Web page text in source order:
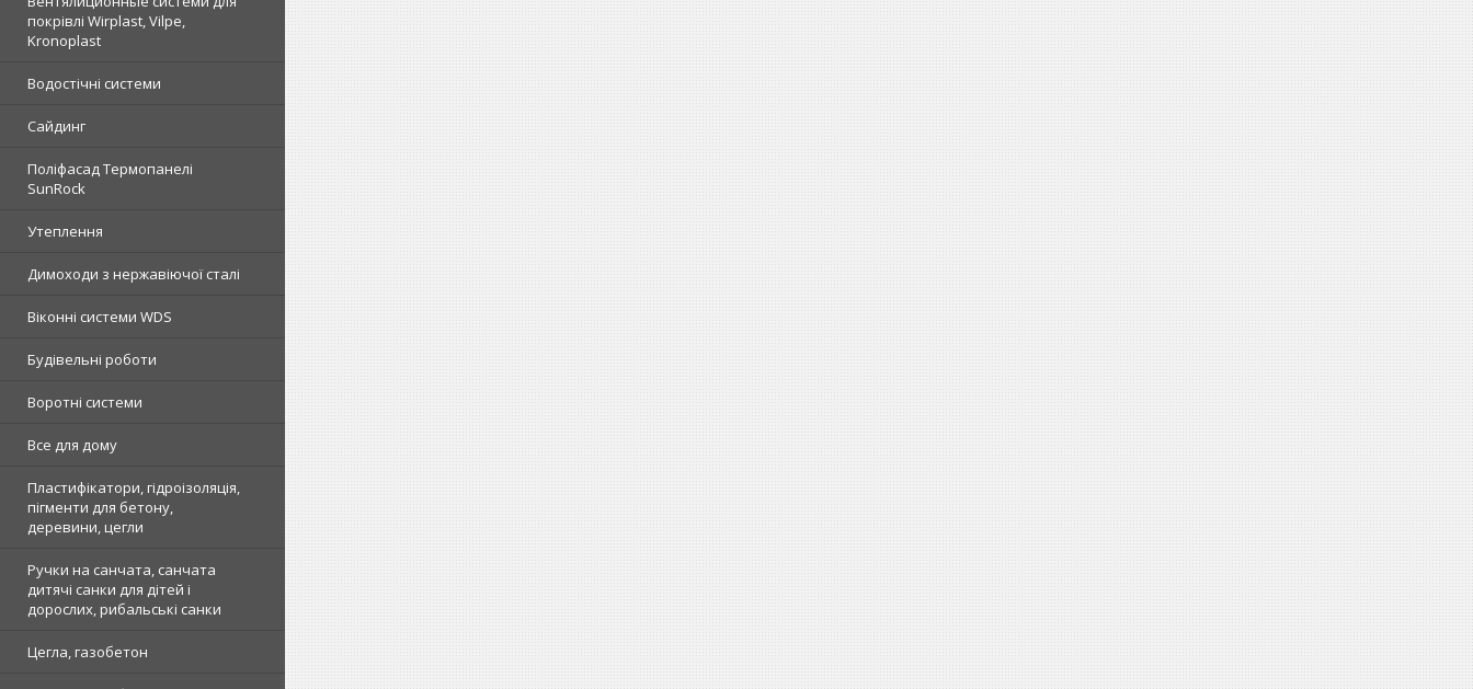
покрівлі Wirplast, Vilpe,
Kronoplast
Водостічні системи
Сайдинг
Поліфасад Термопанелі
SunRock
Утеплення
Димоходи з нержавіючої сталі
Віконні системи WDS
Будівельні роботи
Воротні системи
Все для дому
Пластифікатори, гідроізоляція,
пігменти для бетону,
деревини, цегли
Ручки на санчата, санчата
дитячі санки для дітей і
дорослих, рибальські санки
Цегла, газобетон